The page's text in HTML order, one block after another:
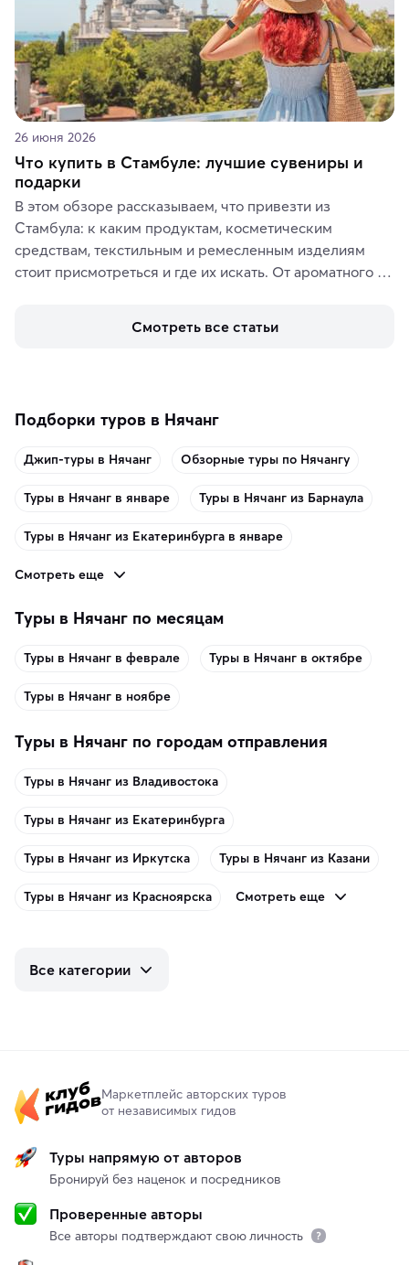
26 июня 2026
Что купить в Стамбуле: лучшие сувениры и
подарки
В этом обзоре рассказываем, что привезти из
Стамбула: к каким продуктам, косметическим
средствам, текстильным и ремесленным изделиям
стоит присмотреться и где их искать. От ароматного
аутентичных лавках — в подарок близким или себе на
Смотреть все статьи
Подборки туров в Нячанг
Джип-туры в Нячанг Обзорные туры по Нячангу
Туры в Нячанг в январе Туры в Нячанг из Барнаула
Туры в Нячанг из Екатеринбурга в январе
Смотреть еще
Туры в Нячанг по месяцам
Туры в Нячанг в феврале Туры в Нячанг в октябре
Туры в Нячанг в ноябре
Туры в Нячанг по городам отправления
Туры в Нячанг из Владивостока
Туры в Нячанг из Екатеринбурга
Туры в Нячанг из Иркутска Туры в Нячанг из Казани
Туры в Нячанг из Красноярска Смотреть еще
Все категории
Маркетплейс авторских туров
от независимых гидов
Туры напрямую от авторов
Бронируй без наценок и посредников
Проверенные авторы
Все авторы подтверждают свою личность